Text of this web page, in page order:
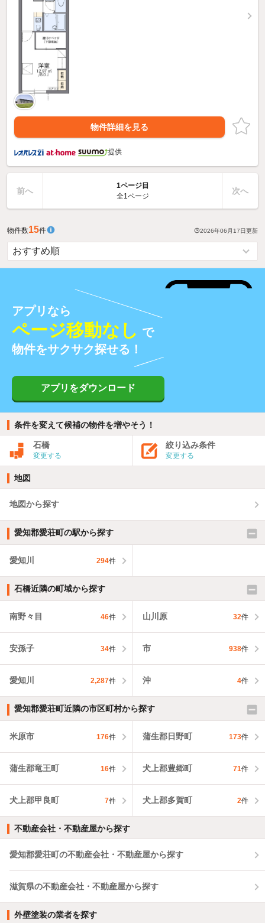
物件詳細を見る
提供
前へ
1ページ目
全1ページ
次へ
物件数15件 2026年06月17日更新
アプリなら
ページ移動なし で
物件をサクサク探せる！
アプリをダウンロード
条件を変えて候補の物件を増やそう！
石橋
変更する
絞り込み条件
変更する
地図
地図から探す
愛知郡愛荘町の駅から探す
愛知川 294件
石橋近隣の町域から探す
南野々目 46件 山川原 32件
安孫子 34件 市 938件
愛知川 2,287件 沖 4件
愛知郡愛荘町近隣の市区町村から探す
米原市 176件 蒲生郡日野町 173件
蒲生郡竜王町 16件 犬上郡豊郷町 71件
犬上郡甲良町 7件 犬上郡多賀町 2件
不動産会社・不動産屋から探す
愛知郡愛荘町の不動産会社・不動産屋から探す
滋賀県の不動産会社・不動産屋から探す
外壁塗装の業者を探す